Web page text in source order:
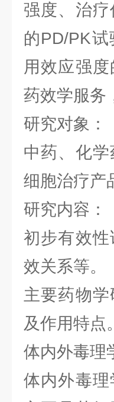
强度、治
的PD/PK
用效应强
药效学服务
研究对象：
中药、化
细胞治疗产
研究内容：
初步有效
效关系等。
主要药物
及作用特点。
体内外毒理
体内外毒